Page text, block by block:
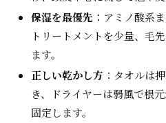
保湿を最優先 ：アミノ酸系
トリートメントを少量、毛
ます。
正しい乾かし方 ：タオルは
き、ドライヤーは弱風で根
固定します。